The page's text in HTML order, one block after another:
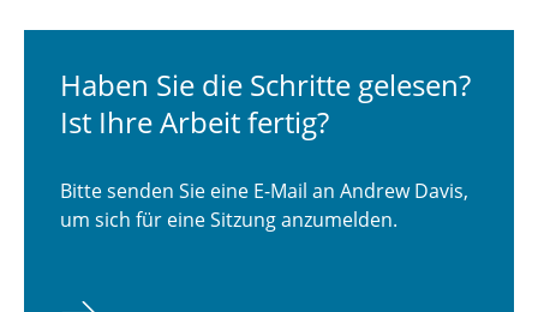
Haben Sie die Schritte gelesen?
Ist Ihre Arbeit fertig?
Bitte senden Sie eine E-Mail an Andrew Davis,
um sich für eine Sitzung anzumelden.